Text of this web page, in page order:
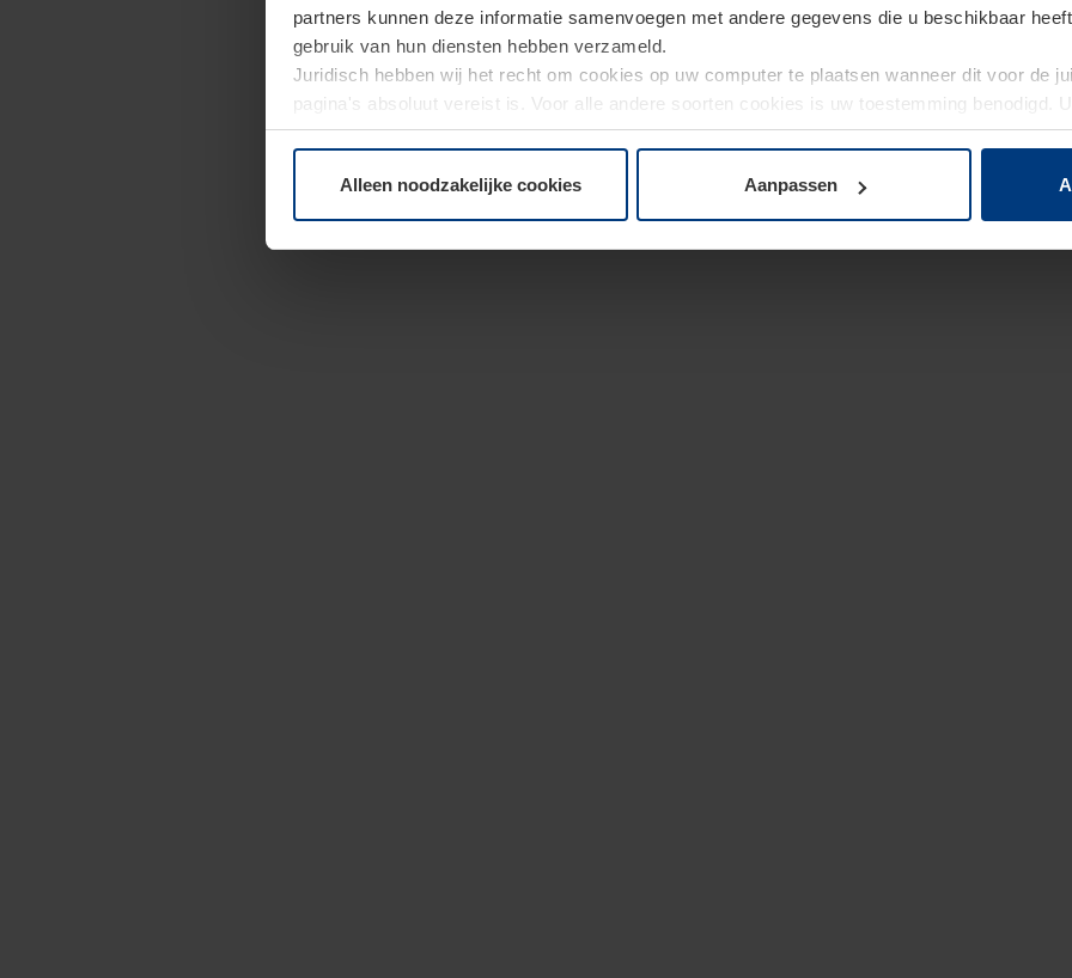
partners kunnen deze informatie samenvoegen met andere gegevens die u beschikbaar
gebruik van hun diensten hebben verzameld.
Juridisch hebben wij het recht om cookies op uw computer te plaatsen wanneer dit voor de
pagina's absoluut vereist is. Voor alle andere soorten cookies is uw toestemming benodigd.
moment bij de uitleg van de cookies op paginaPrivacyverklaringop onze website wijzigen
Alleen noodzakelijke cookies Aanpassen